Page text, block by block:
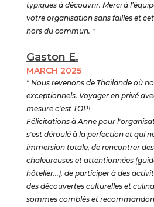
typiques à découvrir. Merci à
votre organisation sans failles et
hors du commun. "
Gaston E.
MARCH 2025
" Nous revenons de Thaïlande où
exceptionnels. Voyager en privé
mesure c'est TOP!
Félicitations à Anne pour
s'est déroulé à la perfection et qui
immersion totale, de rencontrer
chaleureuses et attentionnées
hôtelier...), de participer à des
des découvertes culturelles et
sommes comblés et